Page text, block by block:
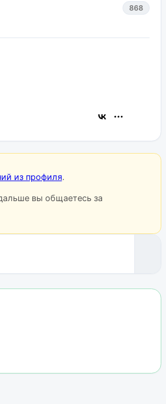
868
из профиля.
вы общаетесь за